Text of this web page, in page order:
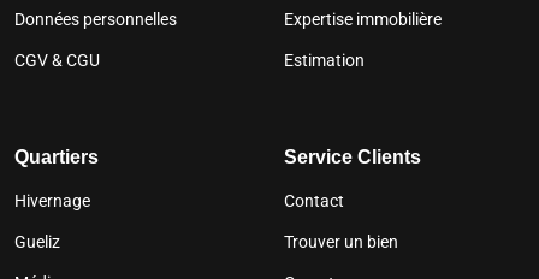
Données personnelles
CGV & CGU
Expertise immobilière
Estimation
Quartiers
Hivernage
Gueliz
Service Clients
Contact
Trouver un bien